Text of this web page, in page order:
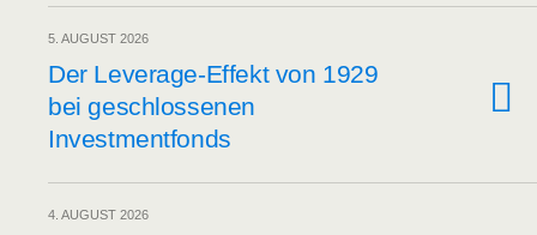
5. AUGUST 2026
Der Levera­ge-Effekt von 1929
bei geschlos­se­nen
Investmentfonds
4. AUGUST 2026